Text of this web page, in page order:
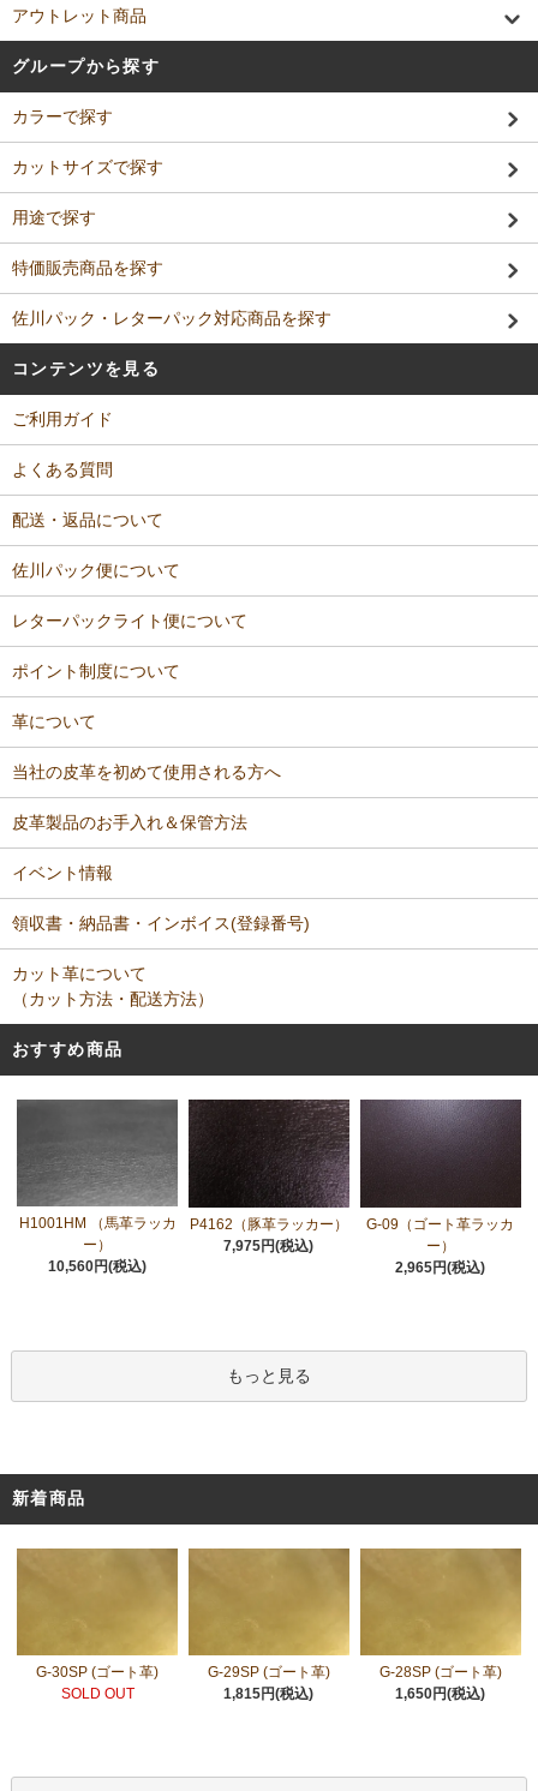
アウトレット商品
グループから探す
カラーで探す
カットサイズで探す
用途で探す
特価販売商品を探す
佐川パック・レターパック対応商品を探す
コンテンツを見る
ご利用ガイド
よくある質問
配送・返品について
佐川パック便について
レターパックライト便について
ポイント制度について
革について
当社の皮革を初めて使用される方へ
皮革製品のお手入れ＆保管方法
イベント情報
領収書・納品書・インボイス(登録番号)
カット革について
（カット方法・配送方法）
おすすめ商品
H1001HM （馬革ラッカ
ー）
10,560円(税込)
P4162（豚革ラッカー）
7,975円(税込)
G-09（ゴート革ラッカ
ー）
2,965円(税込)
もっと見る
新着商品
G-30SP (ゴート革)
SOLD OUT
G-29SP (ゴート革)
1,815円(税込)
G-28SP (ゴート革)
1,650円(税込)